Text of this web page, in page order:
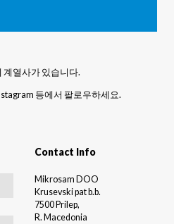
계열사가 있습니다.
등에서 팔로우하세요.
Contact Info
Mikrosam DOO
Krusevski pat b.b.
7500 Prilep,
R. Macedonia